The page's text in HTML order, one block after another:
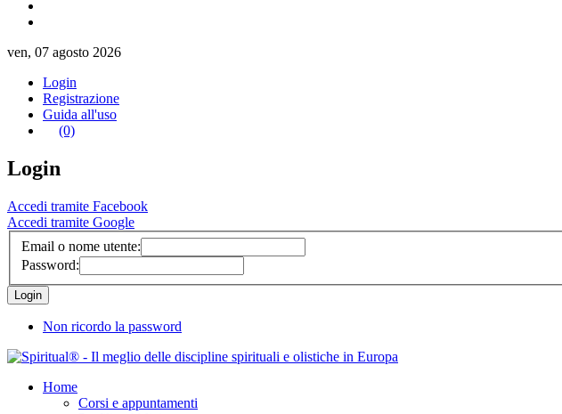
ven, 07 agosto 2026
Login
Registrazione
Guida all'uso
(0)
Login
Accedi tramite Facebook
Accedi tramite Google
Email o nome utente:
Password:
Non ricordo la password
Home
Corsi e appuntamenti